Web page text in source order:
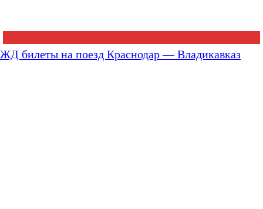
ЖД билеты на поезд Краснодар — Владикавказ